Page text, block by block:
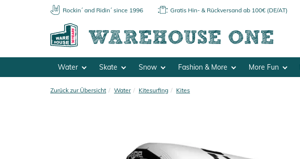
Rockin´ and Ridin´ since 1996 Gratis Hin- & Rückversand ab 100€ (DE/AT)
Water Skate Snow Fashion & More More Fun
Zurück zur Übersicht Water Kitesurfing Kites